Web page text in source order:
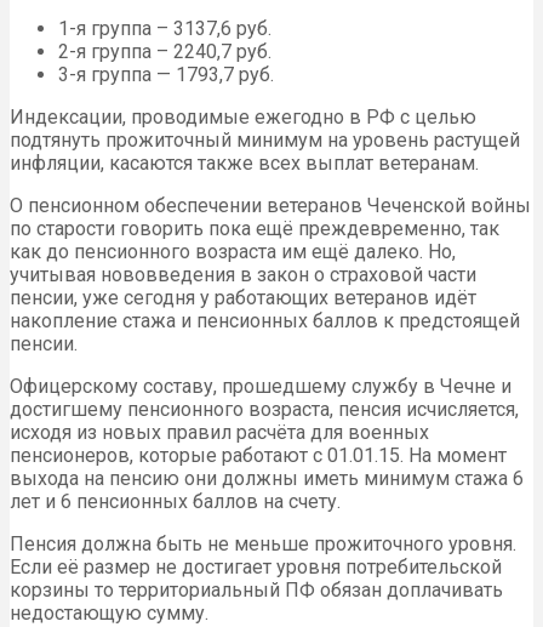
1-я группа – 3137,6 руб.
2-я группа – 2240,7 руб.
3-я группа — 1793,7 руб.
Индексации, проводимые ежегодно в РФ с целью
подтянуть прожиточный минимум на уровень растущей
инфляции, касаются также всех выплат ветеранам.
О пенсионном обеспечении ветеранов Чеченской войны
по старости говорить пока ещё преждевременно, так
как до пенсионного возраста им ещё далеко. Но,
учитывая нововведения в закон о страховой части
пенсии, уже сегодня у работающих ветеранов идёт
накопление стажа и пенсионных баллов к предстоящей
пенсии.
Офицерскому составу, прошедшему службу в Чечне и
достигшему пенсионного возраста, пенсия исчисляется,
исходя из новых правил расчёта для военных
пенсионеров, которые работают с 01.01.15. На момент
выхода на пенсию они должны иметь минимум стажа 6
лет и 6 пенсионных баллов на счету.
Пенсия должна быть не меньше прожиточного уровня.
Если её размер не достигает уровня потребительской
корзины то территориальный ПФ обязан доплачивать
недостающую сумму.